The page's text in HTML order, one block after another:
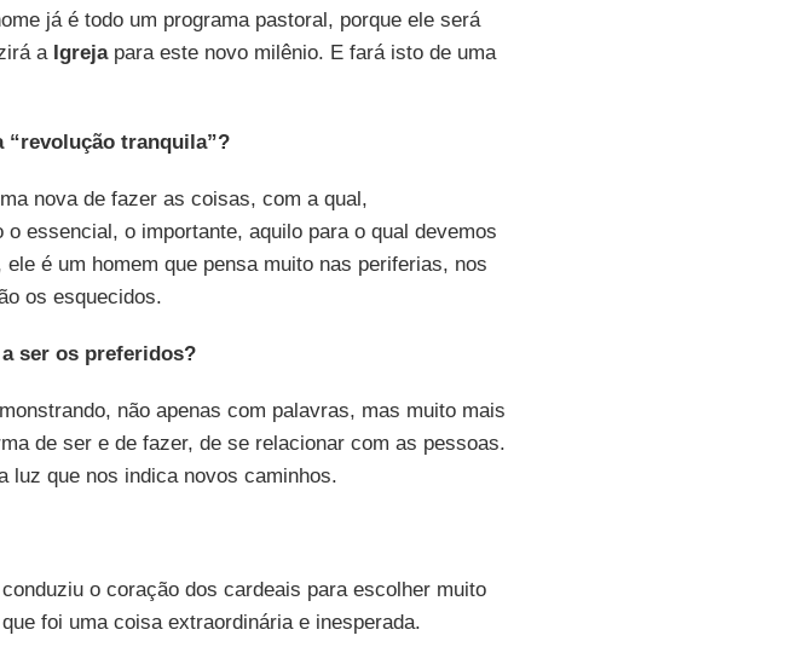
já é todo um programa pastoral, porque ele será
a Igrejapara este novo milênio. E fará isto de uma
“revolução tranquila”?
nova de fazer as coisas, com a qual,
o essencial, o importante, aquilo para o qual devemos
é um homem que pensa muito nas periferias, nos
os esquecidos.
ser os preferidos?
não apenas com palavras, mas muito mais
de ser e de fazer, de se relacionar com as pessoas.
luz que nos indica novos caminhos.
o coração dos cardeais para escolher muito
foi uma coisa extraordinária e inesperada.